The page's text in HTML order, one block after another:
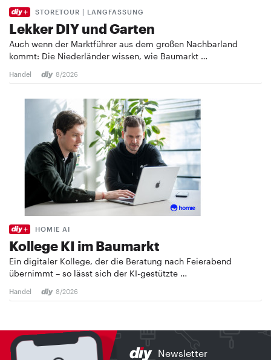
STORETOUR | LANGFASSUNG
Lekker DIY und Garten
Auch wenn der Marktführer aus dem großen Nachbarland
kommt: Die Niederländer wissen, wie Baumarkt …
Handel 8/2026
HOMIE AI
Kollege KI im Baumarkt
Ein digitaler Kollege, der die Beratung nach Feierabend
übernimmt – so lässt sich der KI-gestützte …
Handel 8/2026
Newsletter